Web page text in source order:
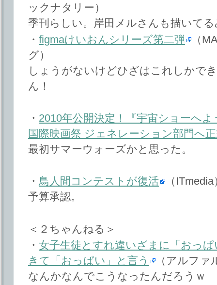
ックナタリー）
季刊らしい。岸田メルさんも描いて
・ figmaけいおんシリーズ第二弾
（
グ）
しょうがないけどひざはこれしかで
ん！
・ 2010年公開決定！『宇宙ショーへ
国際映画祭 ジェネレーション部門へ
最初サマーウォーズかと思った。
・ 鳥人間コンテストが復活
（ITmedia
予算承認。
＜２ちゃんねる＞
・ 女子生徒とすれ違いざまに「おっ
きて「おっぱい」と言う
（アルフ
なんかなんでこうなったんだろうｗ